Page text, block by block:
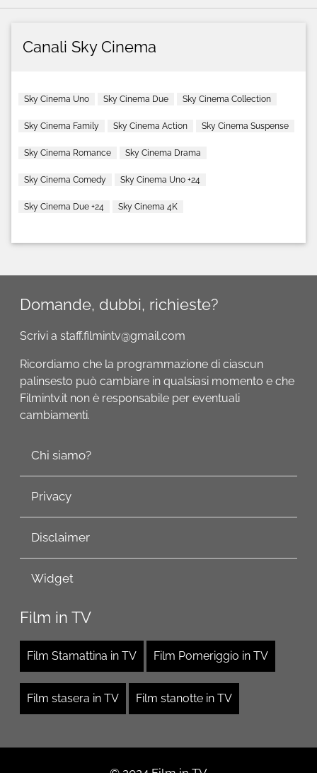
Canali Sky Cinema
Sky Cinema Uno Sky Cinema Due Sky Cinema Collection
Sky Cinema Family Sky Cinema Action Sky Cinema Suspense
Sky Cinema Romance Sky Cinema Drama
Sky Cinema Comedy Sky Cinema Uno +24
Sky Cinema Due +24 Sky Cinema 4K
Domande, dubbi, richieste?
Scrivi a staff.filmintv@gmail.com
Ricordiamo che la programmazione di ciascun
palinsesto può cambiare in qualsiasi momento e che
Filmintv.it non è responsabile per eventuali
cambiamenti.
Chi siamo?
Privacy
Disclaimer
Widget
Film in TV
Film Stamattina in TV Film Pomeriggio in TV
Film stasera in TV Film stanotte in TV